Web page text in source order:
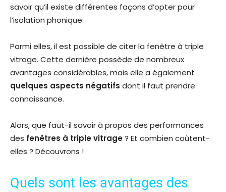
savoir qu’il existe différentes façons d’opter pour
l’isolation phonique.
Parmi elles, il est possible de citer la fenêtre à triple
vitrage. Cette dernière possède de nombreux
avantages considérables, mais elle a également
quelques aspects négatifs dont il faut prendre
connaissance.
Alors, que faut-il savoir à propos des performances
des fenêtres à triple vitrage? Et combien coûtent-
elles ? Découvrons !
Quels sont les avantages des